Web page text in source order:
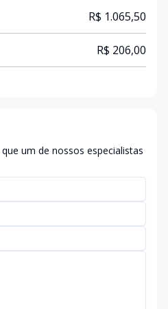
R$ 1.065,50
R$ 206,00
um de nossos especialistas